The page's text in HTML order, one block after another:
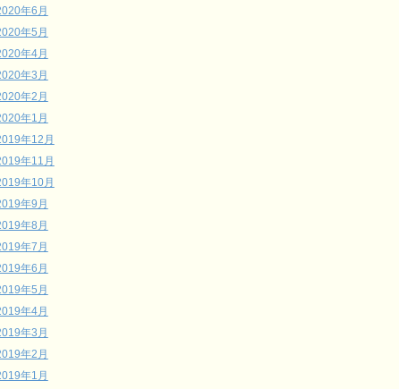
年6月
年5月
年4月
年3月
年2月
年1月
年12月
年11月
年10月
年9月
年8月
年7月
年6月
年5月
年4月
年3月
年2月
年1月